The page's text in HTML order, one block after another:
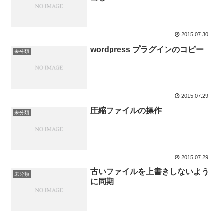
2015.07.30
未分類 wordpress プラグインのコピー
2015.07.29
未分類 圧縮ファイルの操作
2015.07.29
未分類
古いファイルを上書きしないよう
に同期